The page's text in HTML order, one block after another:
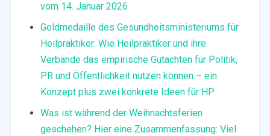
vom 14. Januar 2026
Goldmedaille des Gesundheitsministeriums für
Heilpraktiker: Wie Heilpraktiker und ihre
Verbände das empirische Gutachten für Politik,
PR und Öffentlichkeit nutzen können – ein
Konzept plus zwei konkrete Ideen für HP
Was ist während der Weihnachtsferien
geschehen? Hier eine Zusammenfassung: Viel